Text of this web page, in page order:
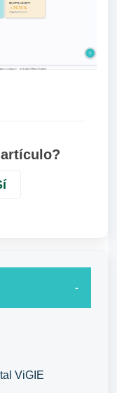
ViGIE